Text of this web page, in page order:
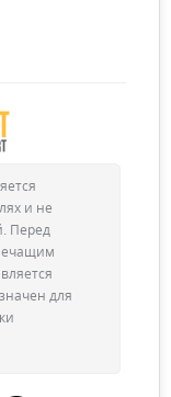
и не
Перед
для